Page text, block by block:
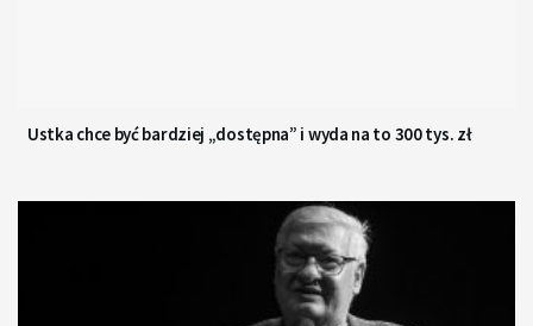
Ustka chce być bardziej „dostępna” i wyda na to 300 tys. zł